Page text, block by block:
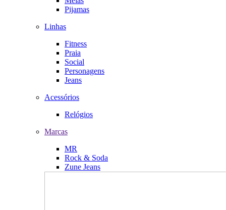
Pijamas
Linhas
Fitness
Praia
Social
Personagens
Jeans
Acessórios
Relógios
Marcas
MR
Rock & Soda
Zune Jeans